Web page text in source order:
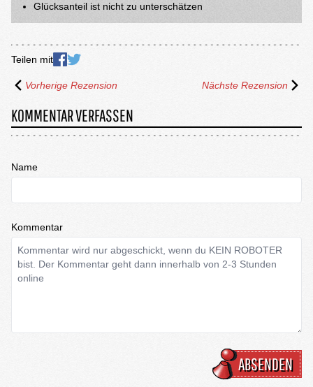
Glücksanteil ist nicht zu unterschätzen
Teilen mit
Vorherige Rezension Nächste Rezension
KOMMENTAR VERFASSEN
Name
Kommentar
ABSENDEN